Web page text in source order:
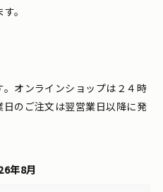
。
オンラインショップは２４時
のご注文は翌営業日以降に発
年8月